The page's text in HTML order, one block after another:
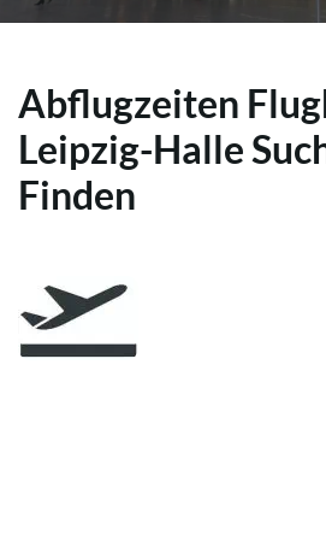
Abflugzeiten
Leipzig-Halle
Finden